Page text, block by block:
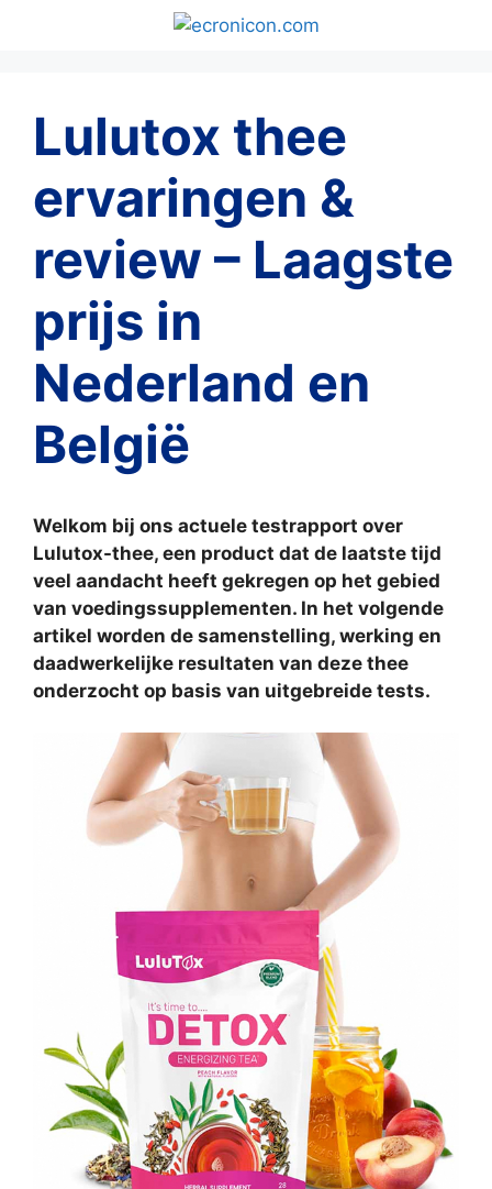
Lulutox thee
ervaringen &
review – Laagste
prijs in
Nederland en
België
Welkom bij ons actuele testrapport over
Lulutox-thee, een product dat de laatste tijd
veel aandacht heeft gekregen op het gebied
van voedingssupplementen. In het volgende
artikel worden de samenstelling, werking en
daadwerkelijke resultaten van deze thee
onderzocht op basis van uitgebreide tests.